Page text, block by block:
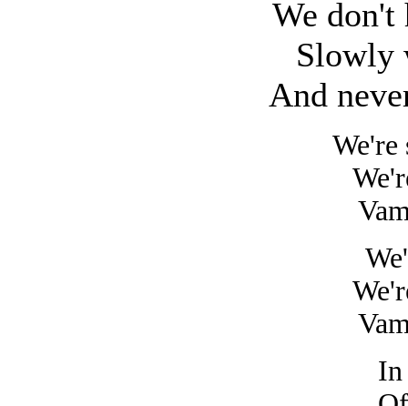
We don't
Slowly
And
In